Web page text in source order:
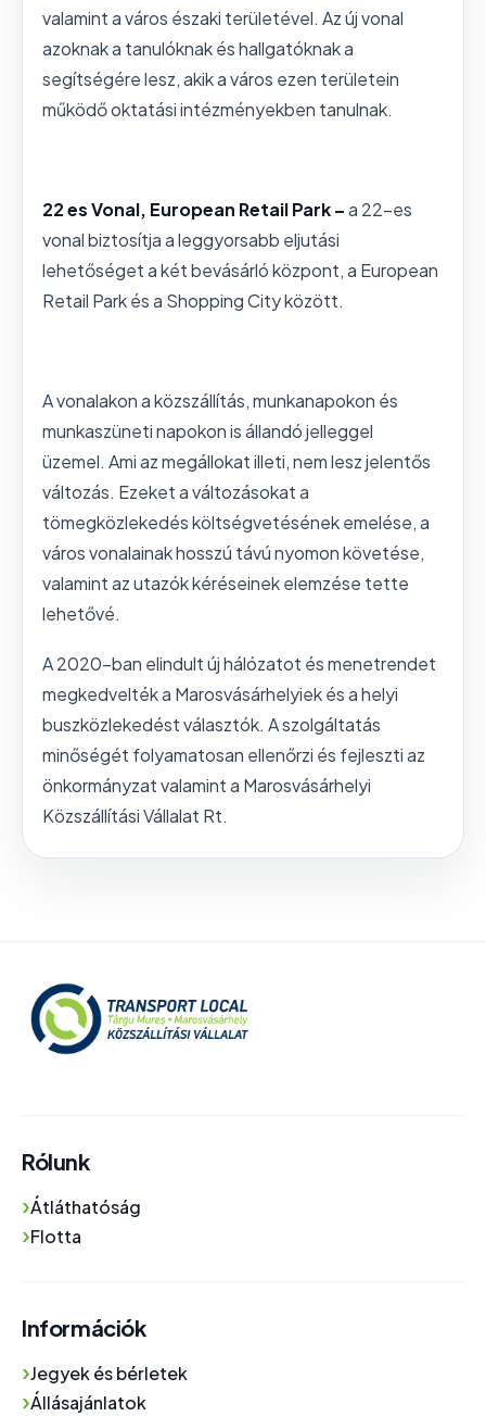
valamint a város északi területével. Az új vonal
azoknak a tanulóknak és hallgatóknak a
segítségére lesz, akik a város ezen területein
működő oktatási intézményekben tanulnak.
22 es Vonal, European Retail Park –a 22-es
vonal biztosítja a leggyorsabb eljutási
lehetőséget a két bevásárló központ, a European
Retail Park és a Shopping City között.
A vonalakon a közszállítás, munkanapokon és
munkaszüneti napokon is állandó jelleggel
üzemel. Ami az megállokat illeti, nem lesz jelentős
változás. Ezeket a változásokat a
tömegközlekedés költségvetésének emelése, a
város vonalainak hosszú távú nyomon követése,
valamint az utazók kéréseinek elemzése tette
lehetővé.
A 2020-ban elindult új hálózatot és menetrendet
megkedvelték a Marosvásárhelyiek és a helyi
buszközlekedést választók. A szolgáltatás
minőségét folyamatosan ellenőrzi és fejleszti az
önkormányzat valamint a Marosvásárhelyi
Közszállítási Vállalat Rt.
Rólunk
›Átláthatóság
›Flotta
Információk
›Jegyek és bérletek
›Állásajánlatok